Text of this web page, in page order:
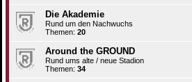
Die Akademie
Rund um den Nachwuchs
Themen: 20
Around the GROUND
Rund ums alte / neue Stadion
Themen: 34